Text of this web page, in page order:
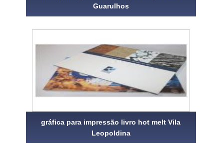
Guarulhos
gráfica para impressão livro hot melt Vila
Leopoldina